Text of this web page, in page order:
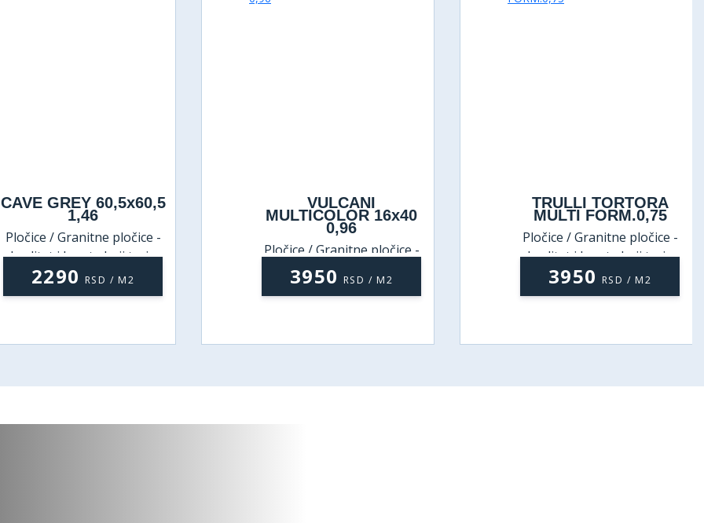
GREY 60,5x60,5
1,46
Pločice / Granitne pločice -
kvalitet i lepota koji traju
2290 RSD / M2
VULCANI
MULTICOLOR 16x40
0,96
Pločice / Granitne pločice -
kvalitet i lepota koji traju
3950 RSD / M2
TRULLI TORTORA
MULTI FORM.0,75
Pločice / Granitne pločice -
kvalitet i lepota koji traju
3950 RSD / M2